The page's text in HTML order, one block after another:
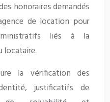
honoraires demandés
de location pour
liés à la
locataire.
la vérification des
justificatifs de